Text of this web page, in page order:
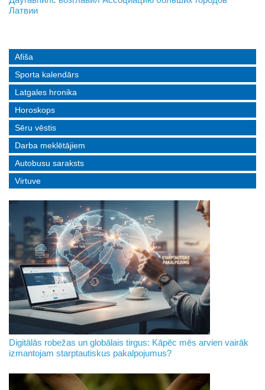
Латвии
реальные истории людей с ограниченными возможностями
Afiša
Sporta kalendārs
Latgales hronika
Horoskops
Sēru vēstis
Darba meklētājiem
Autobusu saraksts
Virtuve
Digitālās robežas un globālais tirgus: Kāpēc mēs arvien vairāk
izmantojam starptautiskus pakalpojumus?